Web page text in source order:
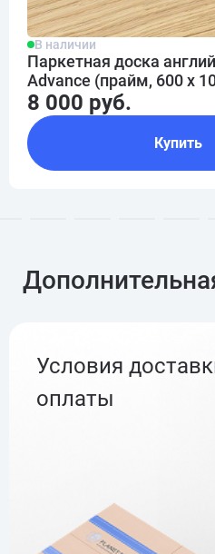
В наличии
Паркетная доска
Advance (прайм, 600 х
8 000 руб.
Купить
Условия
оплаты